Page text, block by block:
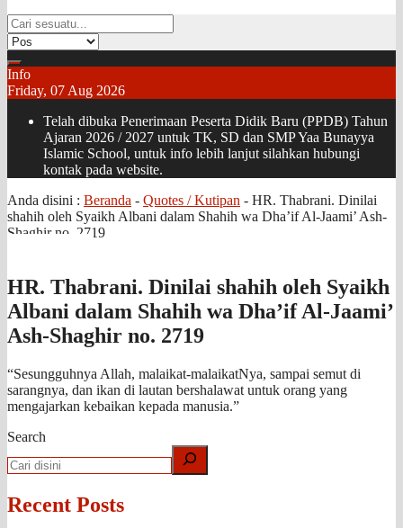
Info
Friday, 07 Aug 2026
Telah dibuka Penerimaan Peserta Didik Baru (PPDB) Tahun
Ajaran 2026 / 2027 untuk TK, SD dan SMP Yaa Bunayya
Islamic School, untuk info lebih lanjut silahkan hubungi
kontak pada website.
Anda disini : Beranda - Quotes / Kutipan - HR. Thabrani. Dinilai
shahih oleh Syaikh Albani dalam Shahih wa Dha’if Al-Jaami’ Ash-
Shaghir no. 2719
HR. Thabrani. Dinilai shahih oleh Syaikh
Albani dalam Shahih wa Dha’if Al-Jaami’
Ash-Shaghir no. 2719
“Sesungguhnya Allah, malaikat-malaikatNya, sampai semut di
sarangnya, dan ikan di lautan bershalawat untuk orang yang
mengajarkan kebaikan kepada manusia.”
Search
Recent Posts